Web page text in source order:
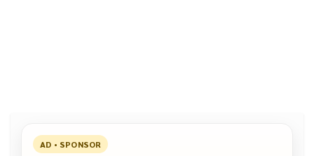
AD • SPONSOR